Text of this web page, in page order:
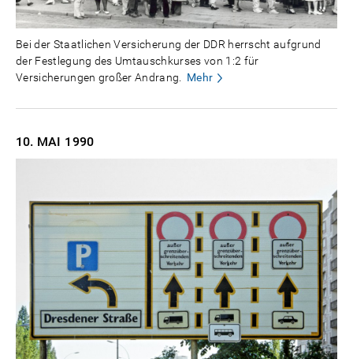
Bei der Staatlichen Versicherung der DDR herrscht aufgrund
der Festlegung des Umtauschkurses von 1:2 für
Versicherungen großer Andrang.
Mehr
10. MAI 1990